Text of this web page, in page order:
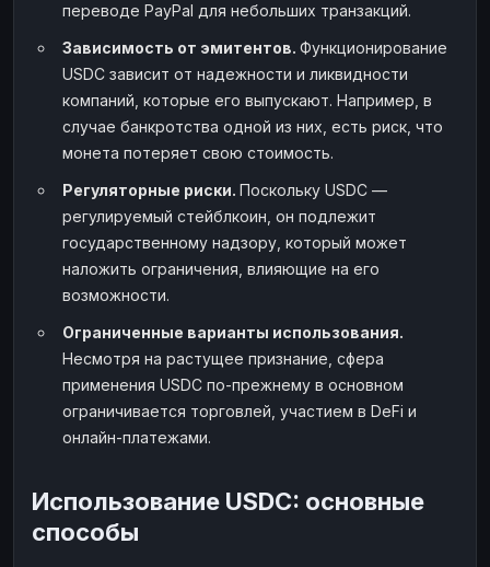
переводе PayPal для небольших транзакций.
Зависимость от эмитентов. Функционирование
USDC зависит от надежности и ликвидности
компаний, которые его выпускают. Например, в
случае банкротства одной из них, есть риск, что
монета потеряет свою стоимость.
Регуляторные риски. Поскольку USDC —
регулируемый стейблкоин, он подлежит
государственному надзору, который может
наложить ограничения, влияющие на его
возможности.
Ограниченные варианты использования.
Несмотря на растущее признание, сфера
применения USDC по-прежнему в основном
ограничивается торговлей, участием в DeFi и
онлайн-платежами.
Использование USDC: основные
способы